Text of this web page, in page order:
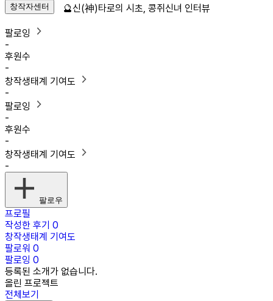
창작자센터
팔로잉
-
후원수
-
창작생태계 기여도
-
팔로잉
-
후원수
-
창작생태계 기여도
-
팔로우
프로필
작성한 후기 0
창작생태계 기여도
팔로워 0
팔로잉 0
등록된 소개가 없습니다.
올린 프로젝트
전체보기
🔮신(神)타로의 시초, 콩쥐신녀 인터뷰